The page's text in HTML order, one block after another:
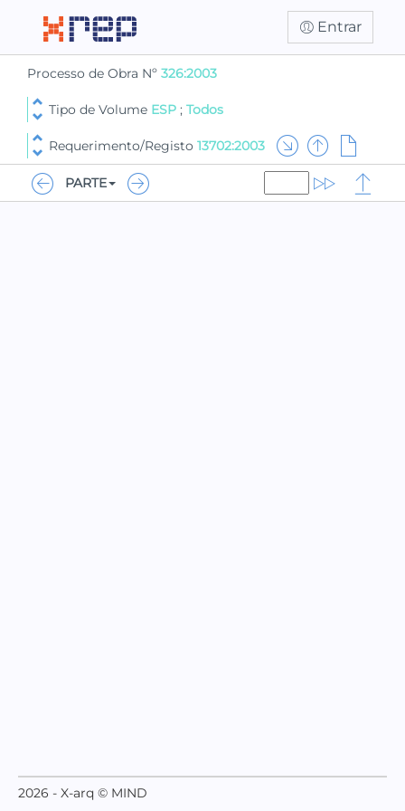
Entrar
Processo de Obra Nº 326:2003
Tipo de Volume ESP ; Todos
Requerimento/Registo 13702:2003
PARTE
2026 - X-arq © MIND